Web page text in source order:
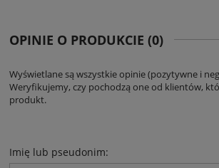
OPINIE O PRODUKCIE (0)
Wyświetlane są wszystkie opinie (pozytywne i
Weryfikujemy, czy pochodzą one od klientów,
produkt.
Imię lub pseudonim: